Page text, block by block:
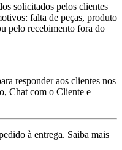
solicitados pelos clientes
falta de peças, produto
pelo recebimento fora do
responder aos clientes nos
Chat com o Cliente e
à entrega. Saiba mais